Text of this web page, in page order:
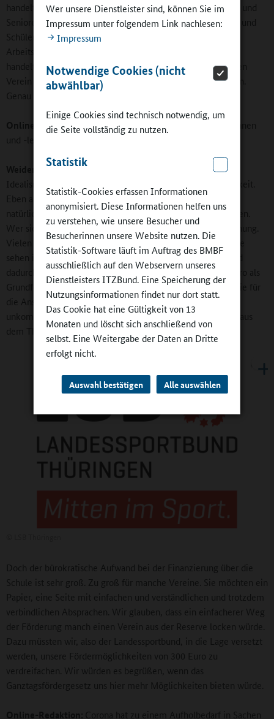
Wer unsere Dienstleister sind, können Sie im
Impressum unter folgendem Link nachlesen:
Impressum
Notwendige Cookies (nicht
abwählbar)
Einige Cookies sind technisch notwendig, um
die Seite vollständig zu nutzen.
Statistik
Statistik-Cookies erfassen Informationen
anonymisiert. Diese Informationen helfen uns
zu verstehen, wie unsere Besucher und
Besucherinnen unsere Website nutzen. Die
Statistik-Software läuft im Auftrag des BMBF
ausschließlich auf den Webservern unseres
Dienstleisters ITZBund. Eine Speicherung der
Nutzungsinformationen findet nur dort statt.
Das Cookie hat eine Gültigkeit von 13
Monaten und löscht sich anschließend von
selbst. Eine Weitergabe der Daten an Dritte
erfolgt nicht.
Auswahl bestätigen Alle auswählen
handelt es sich dabei inzwischen um sportliche Seniorinnen und
Senioren oder aber ganz junge Menschen wie Schülerinnen und
Schüler oder Studierende, bzw. Menschen mit flexibler
Arbeitszeit. Was wir aber grundsätzlich feststellen: Zumeist
handelt es sich um Sportbegeisterte, die sich für den eigenen
Verein interessieren und bereit sind, sich für ihn einzusetzen.
Genau diese suchen wir beziehungsweise die Vereine.
Online-Redaktion: Spielt die Bezahlung der Übungsleiterinnen
und -leiter eine Rolle?
Weidensee:Viel in unseren Vereinen geschieht noch aus
Idealismus und als mehr oder weniger ehrenamtliche Tätigkeit.
Eben aus Begeisterung für den Sport und den Verein. Doch
natürlich ist die Zeit auch in Thüringen nicht stehengeblieben.
Wer sich engagiert, möchte dafür zumindest eine Anerkennung.
Vielen genügt es, wenn die Tätigkeit gewürdigt wird, andere
sehen in einem Honorar einen Ansporn. Reich wird niemand
dadurch. Die Vereine können vom Landessportbund 300 Euro als
Grundförderung für den Einsatz in der Schule oder Kita sowie für
die Anschaffung von Material erhalten. Das geht völlig
unkompliziert und online. Mehr ist es, wenn die Vergütung aus
dem Thüringer Schulbudget erfolgt.
Doch der bürokratische Aufwand bei der Finanzierung über die
Schule ist sehr groß. Zu groß für manche Vereine. Sie möchten ein
Papier, eine Seite mit einfachen und verständlichen und trotzdem
verbindlichen Absprachen. Wir glauben, dass ein einfacherer Weg
der Förderung manch einen Verein aus der Reserve locken würde.
Dazu müssten wir, also der Landessportbund, in die Lage versetzt
werden, unsere Fördermöglichkeiten von 300 Euro zu
verdreifachen. Wir würden es begrüßen, wenn das
Ganztagsfördergesetz uns hier mehr Möglichkeiten bieten würde.
Online-Redaktion: Corona hat zu einem Aufholbedarf in Sachen